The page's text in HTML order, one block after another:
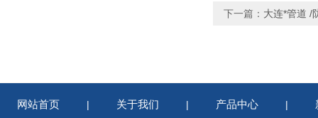
下一篇： 大连*管道 /
网站首页 | 关于我们 | 产品中心 |